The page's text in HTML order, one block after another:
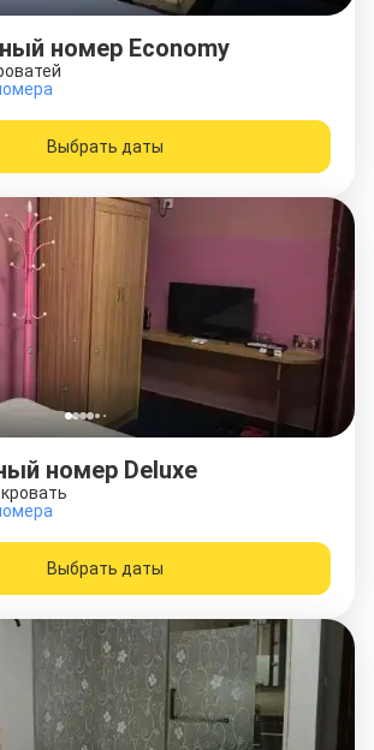
номер Economy
Выбрать даты
номер Deluxe
Выбрать даты